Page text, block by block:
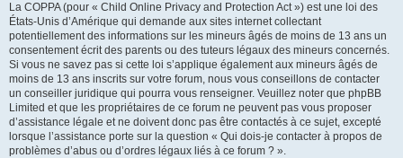
La COPPA (pour « Child Online Privacy and Protection Act ») est une loi des
États-Unis d’Amérique qui demande aux sites internet collectant
potentiellement des informations sur les mineurs âgés de moins de 13 ans un
consentement écrit des parents ou des tuteurs légaux des mineurs concernés.
Si vous ne savez pas si cette loi s’applique également aux mineurs âgés de
moins de 13 ans inscrits sur votre forum, nous vous conseillons de contacter
un conseiller juridique qui pourra vous renseigner. Veuillez noter que phpBB
Limited et que les propriétaires de ce forum ne peuvent pas vous proposer
d’assistance légale et ne doivent donc pas être contactés à ce sujet, excepté
lorsque l’assistance porte sur la question « Qui dois-je contacter à propos de
problèmes d’abus ou d’ordres légaux liés à ce forum ? ».